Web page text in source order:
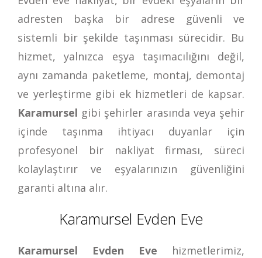
adresten başka bir adrese güvenli ve
sistemli bir şekilde taşınması sürecidir. Bu
hizmet, yalnızca eşya taşımacılığını değil,
aynı zamanda paketleme, montaj, demontaj
ve yerleştirme gibi ek hizmetleri de kapsar.
Karamursel gibi şehirler arasında veya şehir
içinde taşınma ihtiyacı duyanlar için
profesyonel bir nakliyat firması, süreci
kolaylaştırır ve eşyalarınızın güvenliğini
garanti altına alır.
Karamursel Evden Eve
Karamursel Evden Eve hizmetlerimiz,